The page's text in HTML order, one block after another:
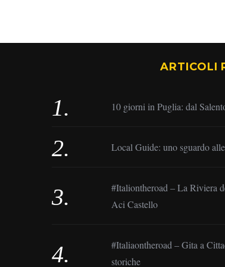
ARTICOLI
10 giorni in Puglia: dal
Local Guide: uno sguardo
#Italiontheroad – La Riviera
Aci Castello
#Italiaontheroad – Gita a
storiche